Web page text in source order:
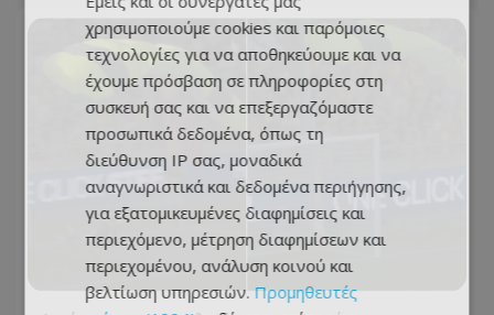
χρησιμοποιούμε cookies και παρόμοιες
τεχνολογίες για να αποθηκεύουμε και να
έχουμε πρόσβαση σε πληροφορίες στη
συσκευή σας και να επεξεργαζόμαστε
προσωπικά δεδομένα, όπως τη
διεύθυνση IP σας, μοναδικά
αναγνωριστικά και δεδομένα περιήγησης,
για εξατομικευμένες διαφημίσεις και
περιεχόμενο, μέτρηση διαφημίσεων και
περιεχομένου, ανάλυση κοινού και
βελτίωση υπηρεσιών. Προμηθευτές